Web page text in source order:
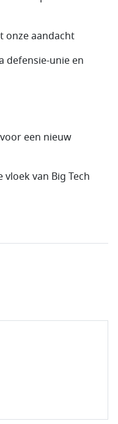
onze aandacht
defensie-unie en
een nieuw
van Big Tech
Facebook